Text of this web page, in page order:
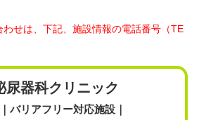
せは、下記、施設情報の電話番号（TE
尿器科クリニック
バリアフリー対応施設｜